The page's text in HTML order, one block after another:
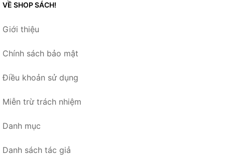
VỀ SHOP SÁCH!
Giới thiệu
Chính sách bảo mật
Điều khoản sử dụng
Miễn trừ trách nhiệm
Danh mục
Danh sách tác giả